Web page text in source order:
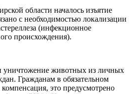
области началось изъятие
с необходимостью локализации
(инфекционное
происхождения).
уничтожение животных из личных
Гражданам в обязательном
это предусмотрено